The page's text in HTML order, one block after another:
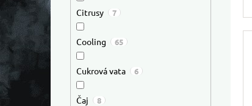
Citrusy 7
Cooling 65
Cukrová vata 6
Čaj 8